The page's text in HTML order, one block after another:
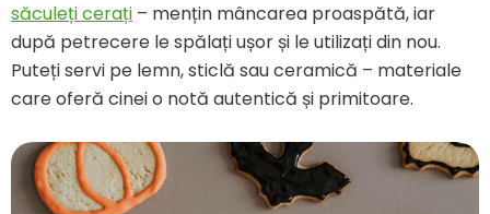
săculețicerați – mențin mâncarea proaspătă, iar
după petrecere le spălați ușor și le utilizați din nou.
Puteți servi pe lemn, sticlă sau ceramică – materiale
care oferă cinei o notă autentică și primitoare.